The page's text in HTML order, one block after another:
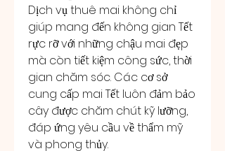
Dịch vụ thuê mai không chỉ
giúp mang đến không gian Tết
rực rỡ với những chậu mai đẹp
mà còn tiết kiệm công sức, thời
gian chăm sóc. Các cơ sở
cung cấp mai Tết luôn đảm bảo
cây được chăm chút kỹ lưỡng,
đáp ứng yêu cầu về thẩm mỹ
và phong thủy.